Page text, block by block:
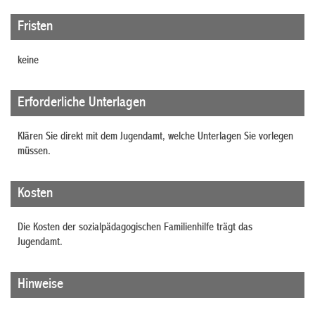
Fristen
keine
Erforderliche Unterlagen
Klären Sie direkt mit dem Jugendamt, welche Unterlagen Sie vorlegen
müssen.
Kosten
Die Kosten der sozialpädagogischen Familienhilfe trägt das
Jugendamt.
Hinweise